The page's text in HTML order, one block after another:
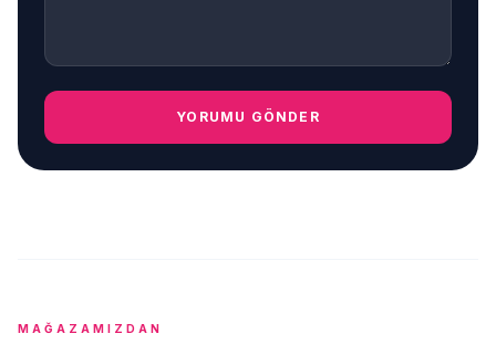
YORUMU GÖNDER
MAĞAZAMIZDAN